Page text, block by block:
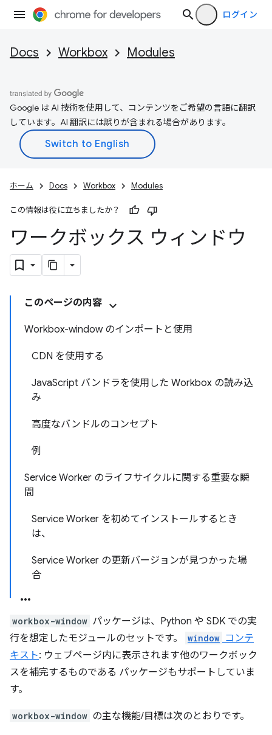
ログイン
Docs Workbox Modules
Google は AI 技術を使用して、コンテンツをご希望の言語に翻訳
しています。AI 翻訳には誤りが含まれる場合があります。
ホーム Docs Workbox Modules
この情報は役に立ちましたか？
ワークボックス ウィンドウ
このページの内容
Workbox-window のインポートと使用
CDN を使用する
JavaScript バンドラを使用した Workbox の読み込
み
高度なバンドルのコンセプト
例
Service Worker のライフサイクルに関する重要な瞬
間
Service Worker を初めてインストールするとき
は、
Service Worker の更新バージョンが見つかった場
合
workbox-window パッケージは、Python や SDK での実
行を想定したモジュールのセットです。
window コンテ
キスト: ウェブページ内に表示されます他のワークボック
スを補完するものである パッケージもサポートしていま
す。
workbox-window の主な機能/目標は次のとおりです。